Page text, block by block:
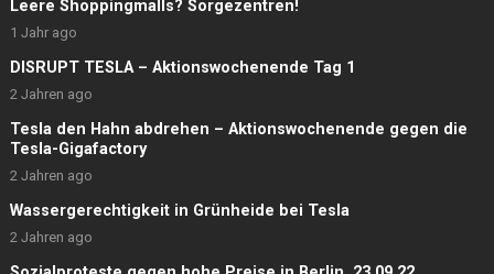
Leere Shoppingmalls? Sorgezentren!
1 Jahr ago
DISRUPT TESLA – Aktionswochenende Tag 1
2 Jahren ago
Tesla den Hahn abdrehen – Aktionswochenende gegen die
Tesla-Gigafactory
2 Jahren ago
Wassergerechtigkeit in Grünheide bei Tesla
2 Jahren ago